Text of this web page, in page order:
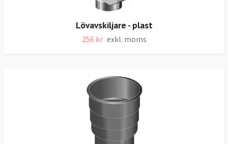
Lövavskiljare - plast
256 kr exkl. moms